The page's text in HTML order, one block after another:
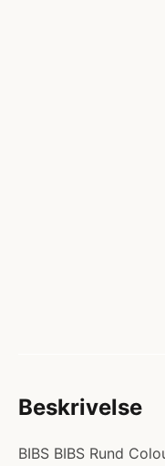
Beskrivelse
BIBS BIBS Rund